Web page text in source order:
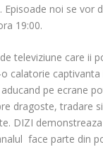
Episoade noi se vor
19:00.
televiziune care ii
calatorie captivanta
pe ecrane
dragoste, tradare
DIZI
face parte din